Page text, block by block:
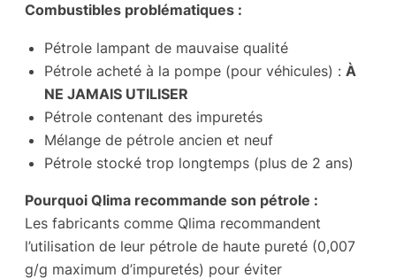
Combustibles problématiques :
Pétrole lampant de mauvaise qualité
Pétrole acheté à la pompe (pour véhicules) : À
NE JAMAIS UTILISER
Pétrole contenant des impuretés
Mélange de pétrole ancien et neuf
Pétrole stocké trop longtemps (plus de 2 ans)
Pourquoi Qlima recommande son pétrole :
Les fabricants comme Qlima recommandent
l’utilisation de leur pétrole de haute pureté (0,007
g/g maximum d’impuretés) pour éviter